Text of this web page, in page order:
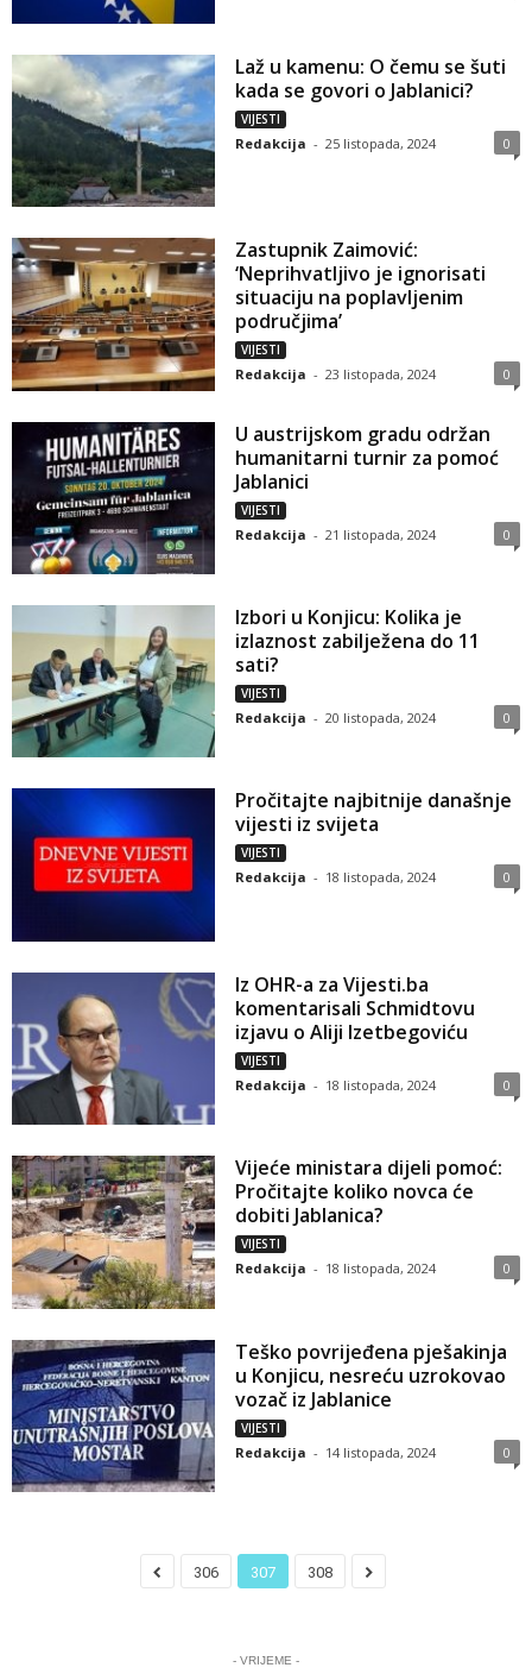
Laž u kamenu: O čemu se šuti
kada se govori o Jablanici?
VIJESTI
Redakcija - 25 listopada, 2024 0
Zastupnik Zaimović:
‘Neprihvatljivo je ignorisati
situaciju na poplavljenim
područjima’
VIJESTI
Redakcija - 23 listopada, 2024 0
U austrijskom gradu održan
humanitarni turnir za pomoć
Jablanici
VIJESTI
Redakcija - 21 listopada, 2024 0
Izbori u Konjicu: Kolika je
izlaznost zabilježena do 11
sati?
VIJESTI
Redakcija - 20 listopada, 2024 0
Pročitajte najbitnije današnje
vijesti iz svijeta
VIJESTI
Redakcija - 18 listopada, 2024 0
Iz OHR-a za Vijesti.ba
komentarisali Schmidtovu
izjavu o Aliji Izetbegoviću
VIJESTI
Redakcija - 18 listopada, 2024 0
Vijeće ministara dijeli pomoć:
Pročitajte koliko novca će
dobiti Jablanica?
VIJESTI
Redakcija - 18 listopada, 2024 0
Teško povrijeđena pješakinja
u Konjicu, nesreću uzrokovao
vozač iz Jablanice
VIJESTI
Redakcija - 14 listopada, 2024 0
306 307 308
- VRIJEME -